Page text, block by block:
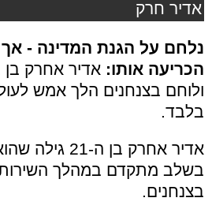
אדיר חרק
נלחם על הגנת המדינה -
הכריעה אותו:
בלבד.
אדיר אחרק בן
בשלב מתקדם במהלך
בצנחנים.